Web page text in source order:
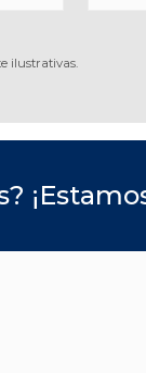
ilustrativas.